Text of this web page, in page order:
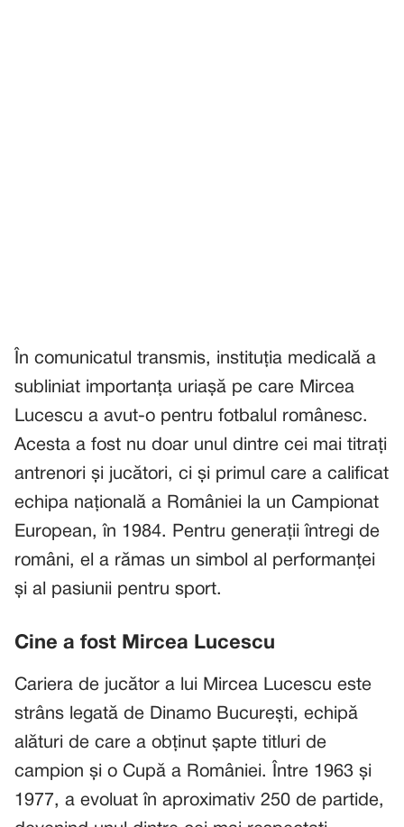
În comunicatul transmis, instituția medicală a
subliniat importanța uriașă pe care Mircea
Lucescu a avut-o pentru fotbalul românesc.
Acesta a fost nu doar unul dintre cei mai titrați
antrenori și jucători, ci și primul care a calificat
echipa națională a României la un Campionat
European, în 1984. Pentru generații întregi de
români, el a rămas un simbol al performanței
și al pasiunii pentru sport.
Cine a fost Mircea Lucescu
Cariera de jucător a lui Mircea Lucescu este
strâns legată de Dinamo București, echipă
alături de care a obținut șapte titluri de
campion și o Cupă a României. Între 1963 și
1977, a evoluat în aproximativ 250 de partide,